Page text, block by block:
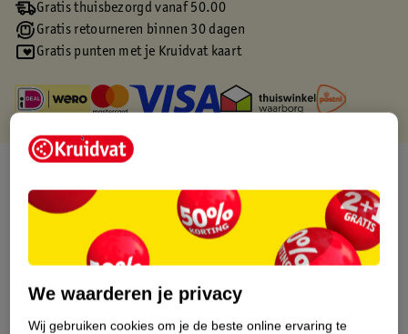
Gratis thuisbezorgd vanaf 50.00
Gratis retourneren binnen 30 dagen
Gratis punten met je Kruidvat kaart
Productinformatie
Etiketinformatie
Nature Impact Score
We waarderen je privacy
Wij gebruiken cookies om je de beste online ervaring te